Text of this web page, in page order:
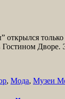
только
, Мода, Музеи